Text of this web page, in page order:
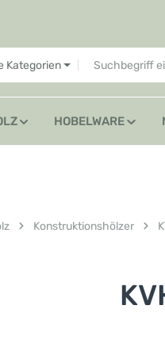
Kategorien
HOBELWARE
Konstruktionshölzer